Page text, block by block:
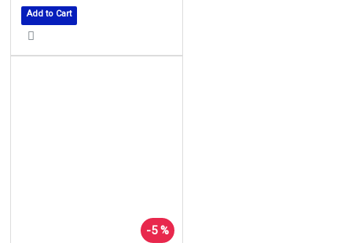
Add to Cart
-5 %